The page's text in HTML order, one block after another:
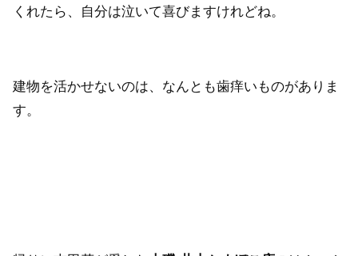
くれたら、自分は泣いて喜びますけれどね。
建物を活かせないのは、なんとも歯痒いものがありま
す。